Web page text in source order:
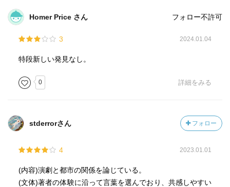
Homer Price さん フォロー不許可
3 2024.01.04
特段新しい発見なし。
0 詳細をみる
stderrorさん フォロー
4 2023.01.01
(内容)演劇と都市の関係を論じている。
(文体)著者の体験に沿って言葉を選んでおり、共感しやすい